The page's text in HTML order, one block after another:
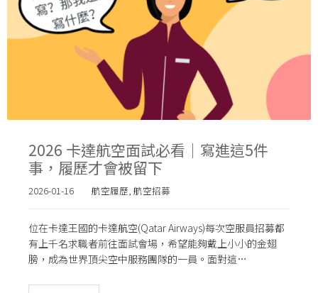
2026 卡達航空面試必看｜寫進這5件
事，履歷才會被留下
2026-01-16 航空履歷, 航空招募
位在卡達王國的卡達航空(Qatar Airways)每次空服員招募都
有上千名求職者前往面試會場，希望能夠戴上小小的金翅
膀，成為世界頂尖空中服務團隊的一員。面對這…